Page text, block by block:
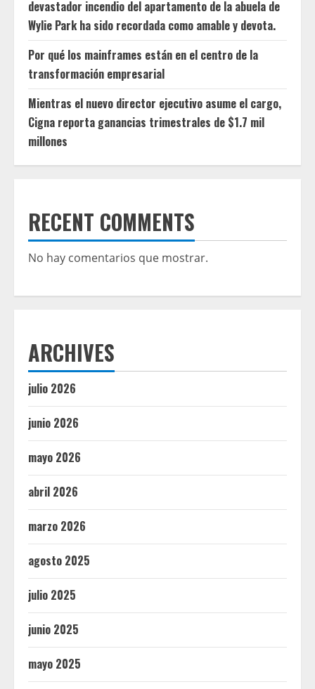
devastador incendio del apartamento de la abuela de
Wylie Park ha sido recordada como amable y devota.
Por qué los mainframes están en el centro de la
transformación empresarial
Mientras el nuevo director ejecutivo asume el cargo,
Cigna reporta ganancias trimestrales de $1.7 mil
millones
RECENT COMMENTS
No hay comentarios que mostrar.
ARCHIVES
julio 2026
junio 2026
mayo 2026
abril 2026
marzo 2026
agosto 2025
julio 2025
junio 2025
mayo 2025